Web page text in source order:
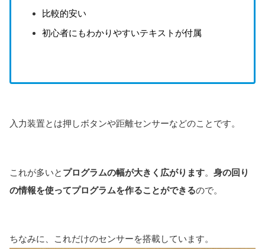
比較的安い
初心者にもわかりやすいテキストが付属
入力装置とは押しボタンや距離センサーなどのことです。
これが多いと プログラムの幅が大きく広がります。 身の回り
の情報を使ってプログラムを作ることができるので。
ちなみに、これだけのセンサーを搭載しています。